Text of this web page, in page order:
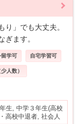
り」でも大丈夫。
ぎます。
留学可 自宅学習可
人数）
生, 中学３年生(高校
高校中退者, 社会人